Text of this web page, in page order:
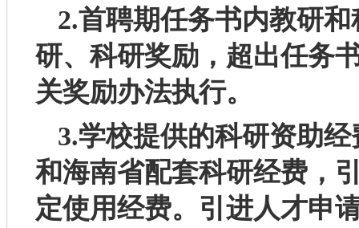
2.首聘期任务书内教研和
研、科研奖励， 超出任务
关奖励办法执行。
3.学校提供的科研资助
和海南省配套科研经费，
定使用经费。引进人才申